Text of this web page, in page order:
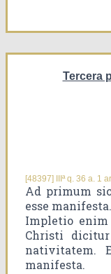
Tercera
[48397] IIIª q. 36 a. 1
Ad primum
esse manifesta.
Impletio enim
Christi
nativitatem.
manifesta.